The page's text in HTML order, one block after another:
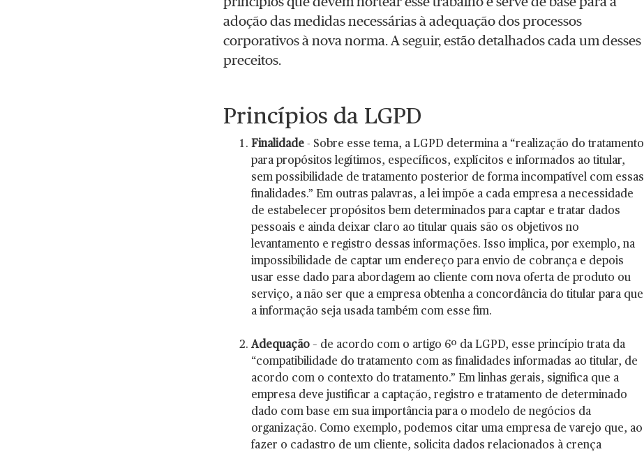
adoção das medidas necessárias à adequação dos processos
corporativos à nova norma. A seguir, estão detalhados cada um desses
preceitos.
Princípios da LGPD
Finalidade - Sobre esse tema, a LGPD determina a “realização do tratamento
para propósitos legítimos, específicos, explícitos e informados ao titular,
sem possibilidade de tratamento posterior de forma incompatível com essas
finalidades.” Em outras palavras, a lei impõe a cada empresa a necessidade
de estabelecer propósitos bem determinados para captar e tratar dados
pessoais e ainda deixar claro ao titular quais são os objetivos no
levantamento e registro dessas informações. Isso implica, por exemplo, na
impossibilidade de captar um endereço para envio de cobrança e depois
usar esse dado para abordagem ao cliente com nova oferta de produto ou
serviço, a não ser que a empresa obtenha a concordância do titular para que
a informação seja usada também com esse fim.
Adequação – de acordo com o artigo 6º da LGPD, esse princípio trata da
“compatibilidade do tratamento com as finalidades informadas ao titular, de
acordo com o contexto do tratamento.” Em linhas gerais, significa que a
empresa deve justificar a captação, registro e tratamento de determinado
dado com base em sua importância para o modelo de negócios da
organização. Como exemplo, podemos citar uma empresa de varejo que, ao
fazer o cadastro de um cliente, solicita dados relacionados à crença